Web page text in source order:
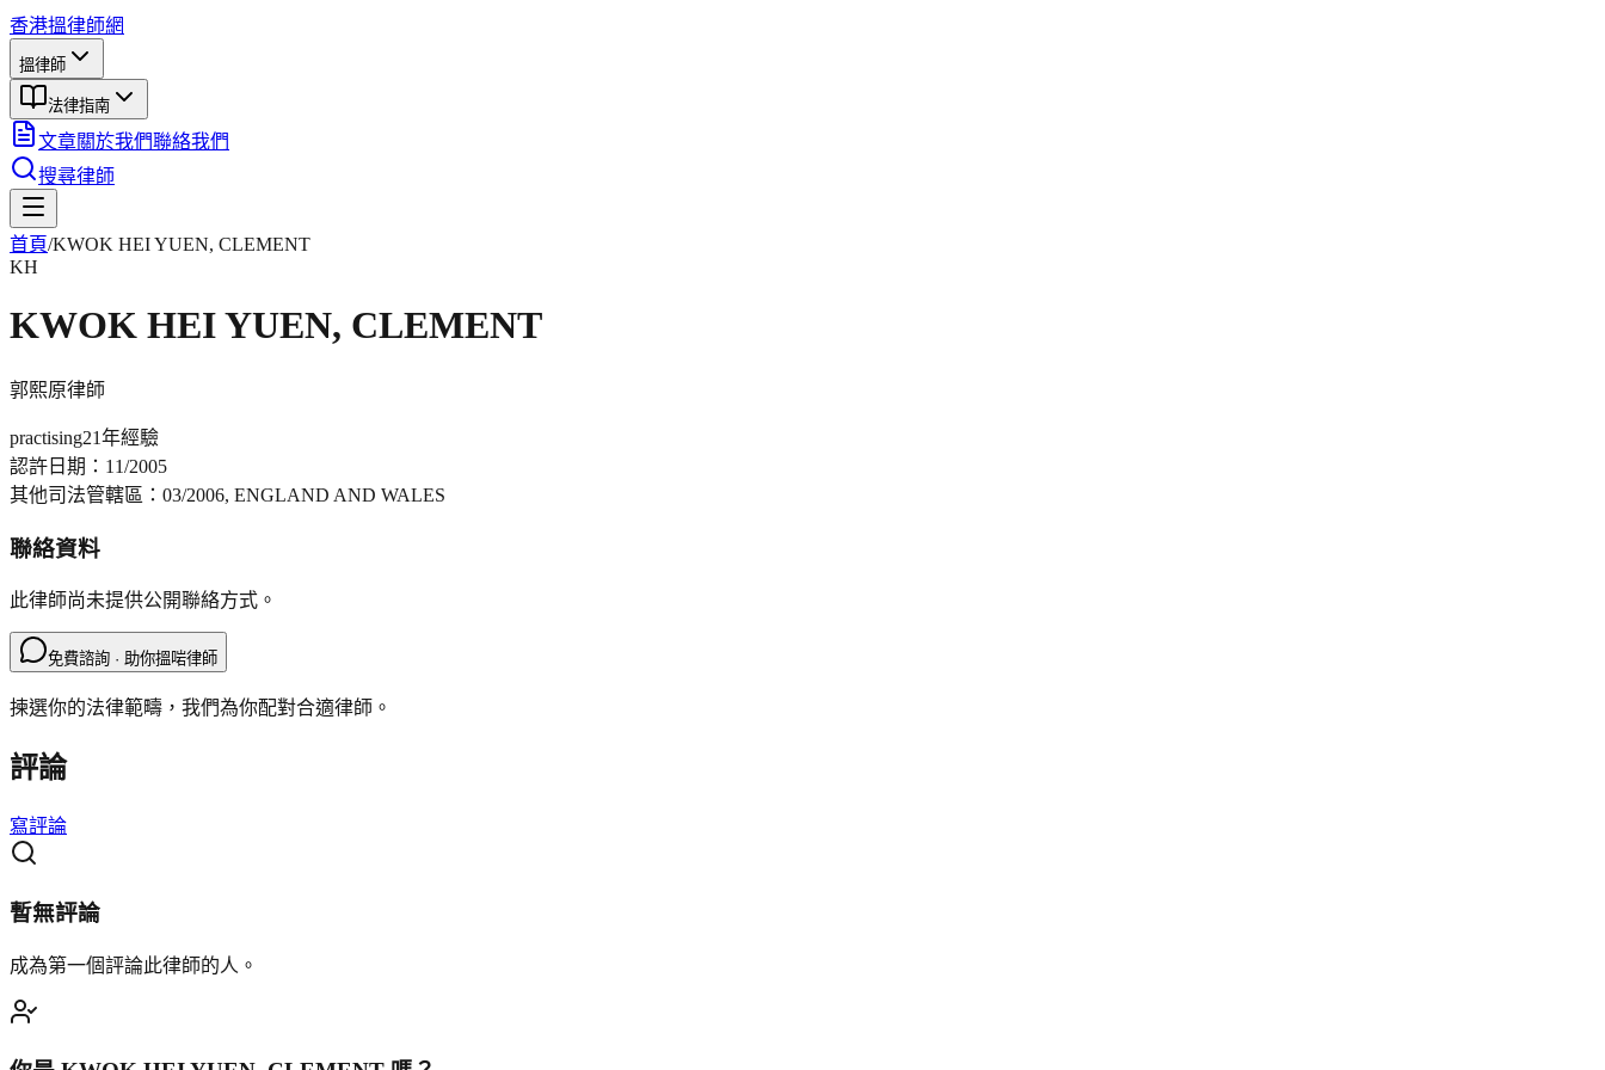
香港搵律師網
搵律師
法律指南
文章關於我們聯絡我們
搜尋律師
首頁/KWOK HEI YUEN, CLEMENT
KH
KWOK HEI YUEN, CLEMENT
郭熙原律師
practising21年經驗
認許日期： 11/2005
其他司法管轄區： 03/2006, ENGLAND AND WALES
聯絡資料
此律師尚未提供公開聯絡方式。
免費諮詢 · 助你搵啱律師
揀選你的法律範疇，我們為你配對合適律師。
評論
寫評論
暫無評論
成為第一個評論此律師的人。